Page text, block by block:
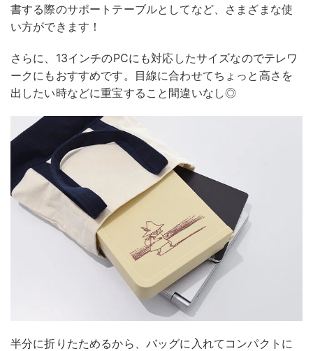
書する際のサポートテーブルとしてなど、さまざまな使
い方ができます！
さらに、13インチのPCにも対応したサイズなのでテレワ
ークにもおすすめです。目線に合わせてちょっと高さを
出したい時などに重宝すること間違いなし◎
半分に折りたためるから、バッグに入れてコンパクトに